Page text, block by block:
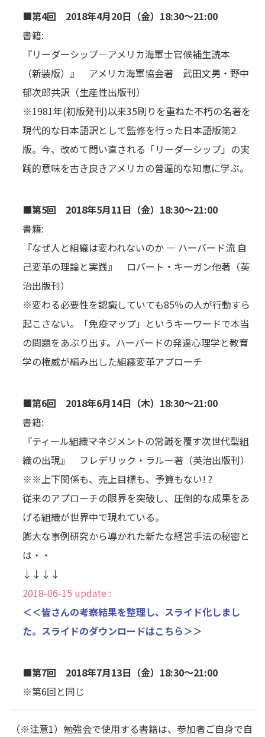
■第4回 2018年4月20日（金）18:30～21:00
書籍:
『リーダーシップ―アメリカ海軍士官候補生読本
（新装版）』 アメリカ海軍協会著 武田文男・野中
郁次郎共訳（生産性出版刊）
※1981年(初版発刊)以来35刷りを重ねた不朽の名著を
現代的な日本語訳として監修を行った日本語版第2
版。今、改めて問い直される「リーダーシップ」の実
践的意味を古き良きアメリカの普遍的な知恵に学ぶ。
■第5回 2018年5月11日（金）18:30～21:00
書籍:
『なぜ人と組織は変われないのか ― ハーバード流 自
己変革の理論と実践』 ロバート・キーガン他著（英
治出版刊）
※変わる必要性を認識していても85％の人が行動すら
起こさない。「免疫マップ」というキーワードで本当
の問題をあぶり出す。ハーバードの発達心理学と教育
学の権威が編み出した組織変革アプローチ
■第6回 2018年6月14日（木）18:30～21:00
書籍:
『ティール組織――マネジメントの常識を覆す次世代型組
織の出現』 フレデリック・ラルー著（英治出版刊）
※※上下関係も、売上目標も、予算もない! ?
従来のアプローチの限界を突破し、圧倒的な成果をあ
げる組織が世界中で現れている。
膨大な事例研究から導かれた新たな経営手法の秘密と
は・・
↓↓↓↓
2018-06-15 update :
＜＜皆さんの考察結果を整理し、スライド化しまし
た。スライドのダウンロードはこちら＞＞
■第7回 2018年7月13日（金）18:30～21:00
※第6回と同じ
（※注意1）勉強会で使用する書籍は、参加者ご自身で自